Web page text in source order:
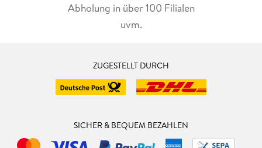
Abholung in über 100 Filialen
uvm.
ZUGESTELLT DURCH
SICHER & BEQUEM BEZAHLEN